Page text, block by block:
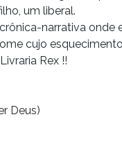
um liberal.
narrativa onde
cujo
Rex !!
Deus)